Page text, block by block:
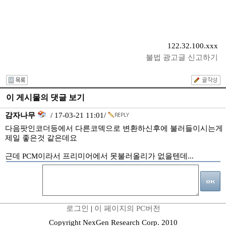
122.32.100.xxx
불법 광고글 신고하기
이 게시물의 댓글 보기
감자나무
/ 17-03-21 11:01/
다음팟인코더등에서 다른코덱으로 변환하신후에 불러들이시는게
제일 좋은것 같은데요
근데 PCM이라서 프리미어에서 못불러올리가 없을텐데...
로그인 | 이 페이지의 PC버전
Copyright NexGen Research Corp. 2010